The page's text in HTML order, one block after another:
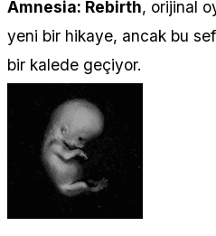
Amnesia: Rebirth, orijinal
yeni bir hikaye, ancak bu
bir kalede geçiyor.